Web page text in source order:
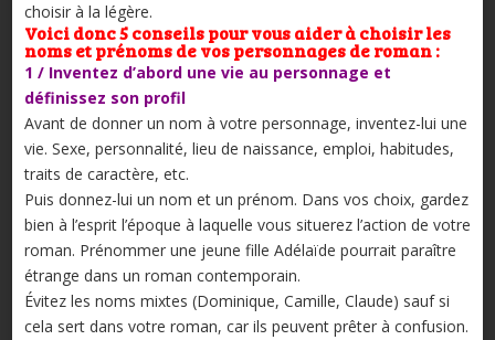
choisir à la légère.
Voici donc 5 conseils pour vous aider à choisir les
noms et prénoms de vos personnages de roman :
1 / Inventez d’abord une vie au personnage et
définissez son profil
Avant de donner un nom à votre personnage, inventez-lui une
vie. Sexe, personnalité, lieu de naissance, emploi, habitudes,
traits de caractère, etc.
Puis donnez-lui un nom et un prénom. Dans vos choix, gardez
bien à l’esprit l’époque à laquelle vous situerez l’action de votre
roman. Prénommer une jeune fille Adélaïde pourrait paraître
étrange dans un roman contemporain.
Évitez les noms mixtes (Dominique, Camille, Claude) sauf si
cela sert dans votre roman, car ils peuvent prêter à confusion.